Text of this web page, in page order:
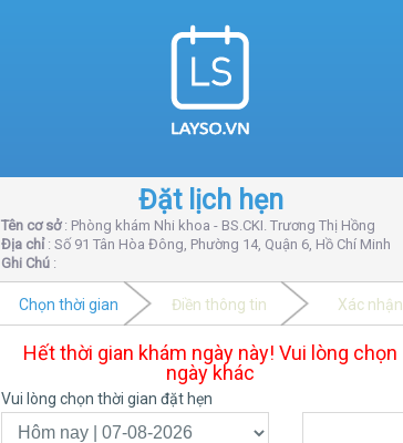
Đặt lịch hẹn
Tên cơ sở: Phòng khám Nhi khoa - BS.CKI. Trương Thị Hồng
Địa chỉ: Số 91 Tân Hòa Đông, Phường 14, Quận 6, Hồ Chí Minh
Ghi Chú :
Chọn thời gian Điền thông tin Xác nhận
Hết thời gian khám ngày này! Vui lòng chọn
ngày khác
Vui lòng chọn thời gian đặt hẹn